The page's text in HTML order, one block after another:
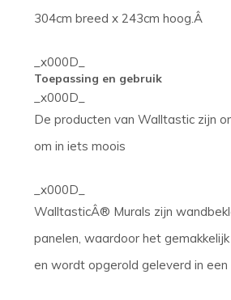
304cm breed x 243cm hoog.Â
_x000D_
Toepassing en gebruik
_x000D_
De producten van Walltastic zijn
om in iets moois
_x000D_
WalltasticÂ® Murals zijn
panelen, waardoor het
en wordt opgerold geleverd in een